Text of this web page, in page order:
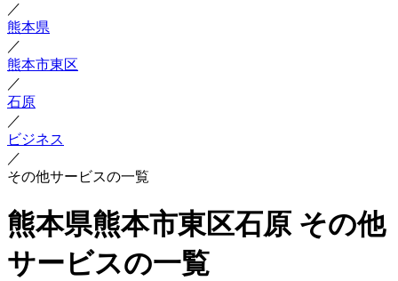
／
熊本県
／
熊本市東区
／
石原
／
ビジネス
／
その他サービスの一覧
熊本県熊本市東区石原 その他
サービスの一覧